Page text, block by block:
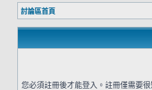
討論區首頁
您必須註冊後才能登入。註冊僅需要